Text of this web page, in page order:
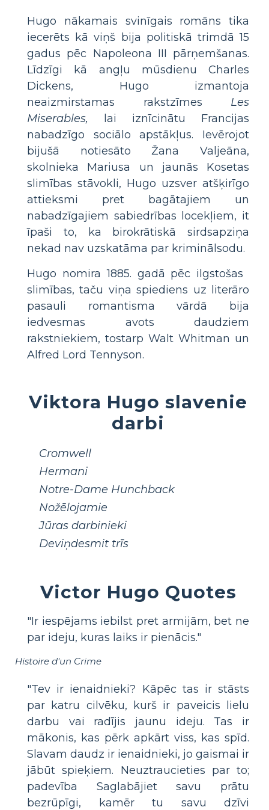
Hugo nākamais svinīgais romāns tika
iecerēts kā viņš bija politiskā trimdā 15
gadus pēc Napoleona III pārņemšanas.
Līdzīgi kā angļu mūsdienu Charles
Dickens, Hugo izmantoja
neaizmirstamas rakstzīmes Les
Miserables, lai iznīcinātu Francijas
nabadzīgo sociālo apstākļus. Ievērojot
bijušā notiesāto Žana Valjeāna,
skolnieka Mariusa un jaunās Kosetas
slimības stāvokli, Hugo uzsver atšķirīgo
attieksmi pret bagātajiem un
nabadzīgajiem sabiedrības locekļiem, it
īpaši to, ka birokrātiskā sirdsapziņa
nekad nav uzskatāma par kriminālsodu.
Hugo nomira 1885. gadā pēc ilgstošas ​​
slimības, taču viņa spiediens uz literāro
pasauli romantisma vārdā bija
iedvesmas avots daudziem
rakstniekiem, tostarp Walt Whitman un
Alfred Lord Tennyson.
Viktora Hugo slavenie
darbi
Cromwell
Hermani
Notre-Dame Hunchback
Nožēlojamie
Jūras darbinieki
Deviņdesmit trīs
Victor Hugo Quotes
"Ir iespējams iebilst pret armijām, bet ne
par ideju, kuras laiks ir pienācis."
Histoire d'un Crime
"Tev ir ienaidnieki? Kāpēc tas ir stāsts
par katru cilvēku, kurš ir paveicis lielu
darbu vai radījis jaunu ideju. Tas ir
mākonis, kas pērk apkārt viss, kas spīd.
Slavam daudz ir ienaidnieki, jo gaismai ir
jābūt spieķiem. Neuztraucieties par to;
padevība Saglabājiet savu prātu
bezrūpīgi, kamēr tu savu dzīvi